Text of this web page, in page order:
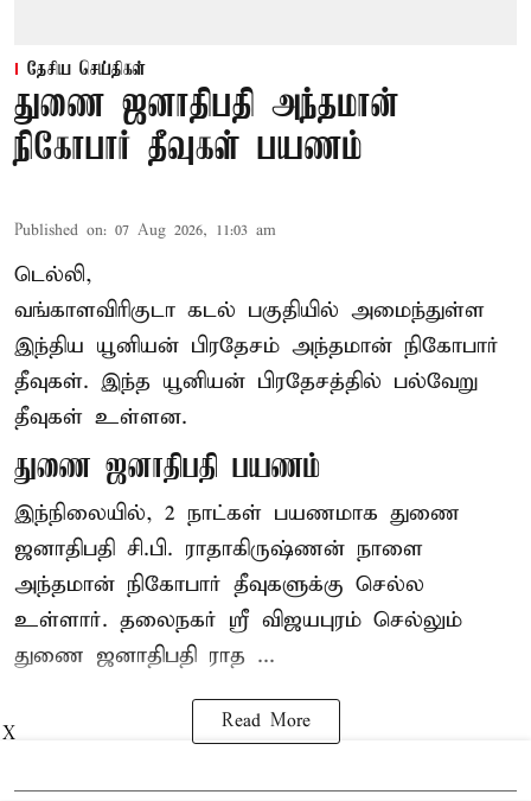
தேசிய செய்திகள்
துணை ஜனாதிபதி அந்தமான்
நிகோபார் தீவுகள் பயணம்
Published on: 07 Aug 2026, 11:03 am
டெல்லி,
வங்காளவிரிகுடா கடல் பகுதியில் அமைந்துள்ள
இந்திய யூனியன் பிரதேசம் அந்தமான் நிகோபார்
தீவுகள். இந்த யூனியன் பிரதேசத்தில் பல்வேறு
தீவுகள் உள்ளன.
துணை ஜனாதிபதி பயணம்
இந்நிலையில், 2 நாட்கள் பயணமாக துணை
ஜனாதிபதி சி.பி. ராதாகிருஷ்ணன் நாளை
அந்தமான் நிகோபார் தீவுகளுக்கு செல்ல
உள்ளார். தலைநகர் ஸ்ரீ விஜயபுரம் செல்லும்
துணை ஜனாதிபதி ராத ...
Read More
X